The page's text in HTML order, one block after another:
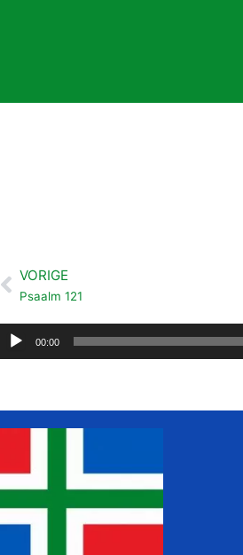
Vorige
VORIGE
Psaalm 121
Audiospeler
00:00